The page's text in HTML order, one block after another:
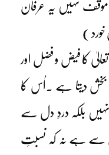
موقف نہیں یہ عرفان
)
تعالیٰ کا فیض و فضل اور
بخش دیتا ہے ۔اُس کا
بلکہ دردِ دل سے
سے ہے نہ کہ نسبتِ